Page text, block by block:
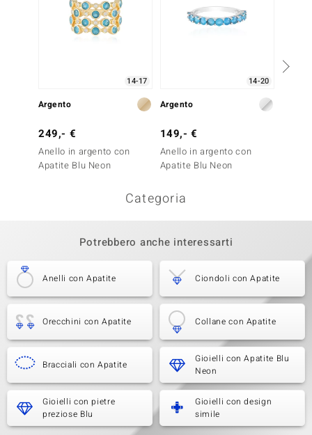
14-17
Argento
249,- €
Anello in argento con
Apatite Blu Neon
14-20
Argento
149,- €
Anello in argento con
Apatite Blu Neon
Categoria
Potrebbero anche interessarti
Anelli con Apatite Ciondoli con Apatite
Orecchini con Apatite Collane con Apatite
Bracciali con Apatite
Gioielli con Apatite Blu
Neon
Gioielli con pietre
preziose Blu
Gioielli con design
simile